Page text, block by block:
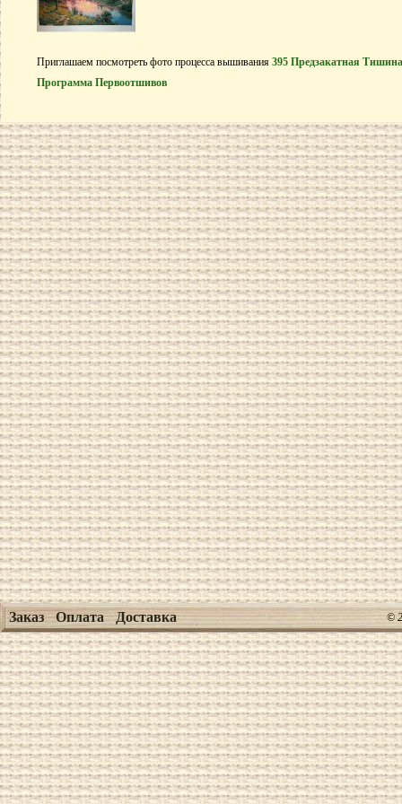
Приглашаем посмотреть фото процесса вышивания 395 Предзакатная
Программа Первоотшивов
Заказ Оплата Доставка ©